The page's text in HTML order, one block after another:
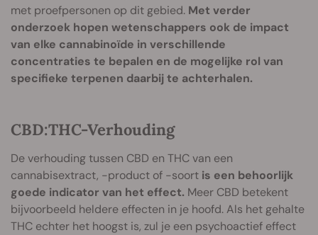
met proefpersonen op dit gebied. Met verder
onderzoek hopen wetenschappers ook de impact
van elke cannabinoïde in verschillende
concentraties te bepalen en de mogelijke rol van
specifieke terpenen daarbij te achterhalen.
CBD:THC-Verhouding
De verhouding tussen CBD en THC van een
cannabisextract, -product of -soort is een behoorlijk
goede indicator van het effect. Meer CBD betekent
bijvoorbeeld heldere effecten in je hoofd. Als het gehalte
THC echter het hoogst is, zul je een psychoactief effect